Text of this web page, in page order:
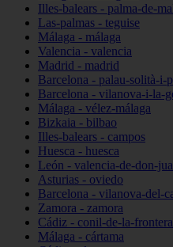
Illes-balears - palma-de-
Las-palmas - teguise
Málaga - málaga
Valencia - valencia
Madrid - madrid
Barcelona - palau-solità-i-
Barcelona - vilanova-i-la-
Málaga - vélez-málaga
Bizkaia - bilbao
Illes-balears - campos
Huesca - huesca
León - valencia-de-don-
Asturias - oviedo
Barcelona - vilanova-del-
Zamora - zamora
Cádiz - conil-de-la-frontera
Málaga - cártama